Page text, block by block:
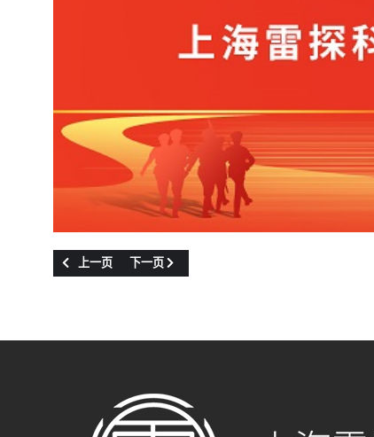
上一篇文章: 诚邀莅临CMHE2025，共话气象科技未来 —— 上
上一页 下一篇文章: 感谢信 | 雷探科技微波激光复合探
下一页